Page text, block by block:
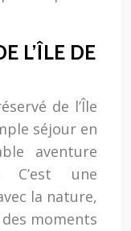
L’ÎLE DE
de l’Île
séjour en
aventure
C’est une
la nature,
moments